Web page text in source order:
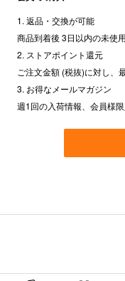
1. 返品・交換が可能
商品到着後 3日以内の未使
2. ストアポイント還元
ご注文金額 (税抜)に対し、
3. お得なメールマガジン
週1回の入荷情報、会員様